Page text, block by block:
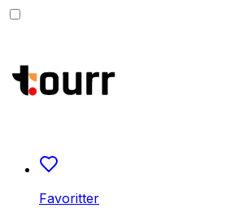
Favoritter